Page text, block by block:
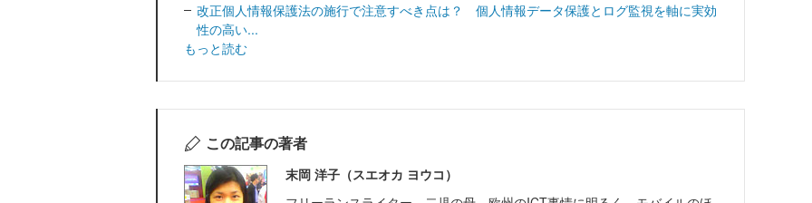
改正個人情報保護法の施行で注意すべき点は？ 個人情報データ保護とログ監視を軸に実効
性の高い...
もっと読む
この記事の著者
末岡 洋子（スエオカ ヨウコ）